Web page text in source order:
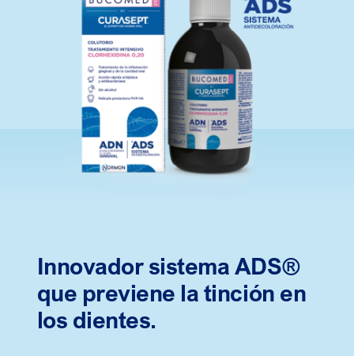
Innovador sistema ADS®
que previene la tinción en
los dientes.